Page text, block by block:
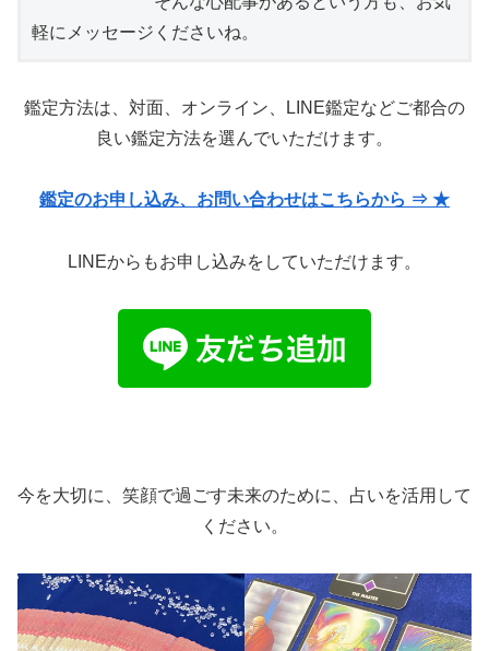
軽にメッセージくださいね。
鑑定方法は、対面、オンライン、LINE鑑定などご都合の
良い鑑定方法を選んでいただけます。
鑑定のお申し込み、お問い合わせはこちらから ⇒ ★
LINEからもお申し込みをしていただけます。
今を大切に、笑顔で過ごす未来のために、占いを活用して
ください。